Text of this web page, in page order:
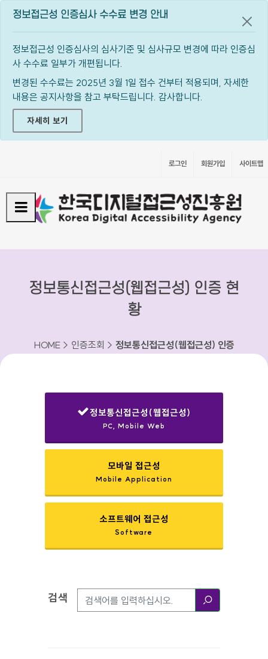
정보접근성 인증심사 수수료 변경 안내
정보접근성 인증심사의 심사기준 및 심사규모 변경에 따라 인증심
사 수수료 일부가 개편됩니다.
변경된 수수료는 2025년 3월 1일 접수 건부터 적용되며, 자세한
내용은 공지사항을 참고 부탁드립니다. 감사합니다.
자세히 보기
공지
로그인 회원가입 사이트맵
정보통신접근성(웹접근성) 인증 현
황
HOME > 인증조회 > 정보통신접근성(웹접근성) 인증
정보통신접근성(웹접근성)
PC, Mobile Web
모바일 접근성
Mobile Application
소프트웨어 접근성
Software
검색옵션
검색